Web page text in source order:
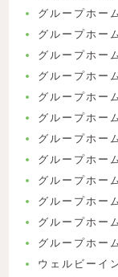
グループホー
グループホー
グループホー
グループホー
グループホー
グループホー
グループホー
グループホー
グループホー
グループホー
グループホー
グループホー
ウェルビーイ